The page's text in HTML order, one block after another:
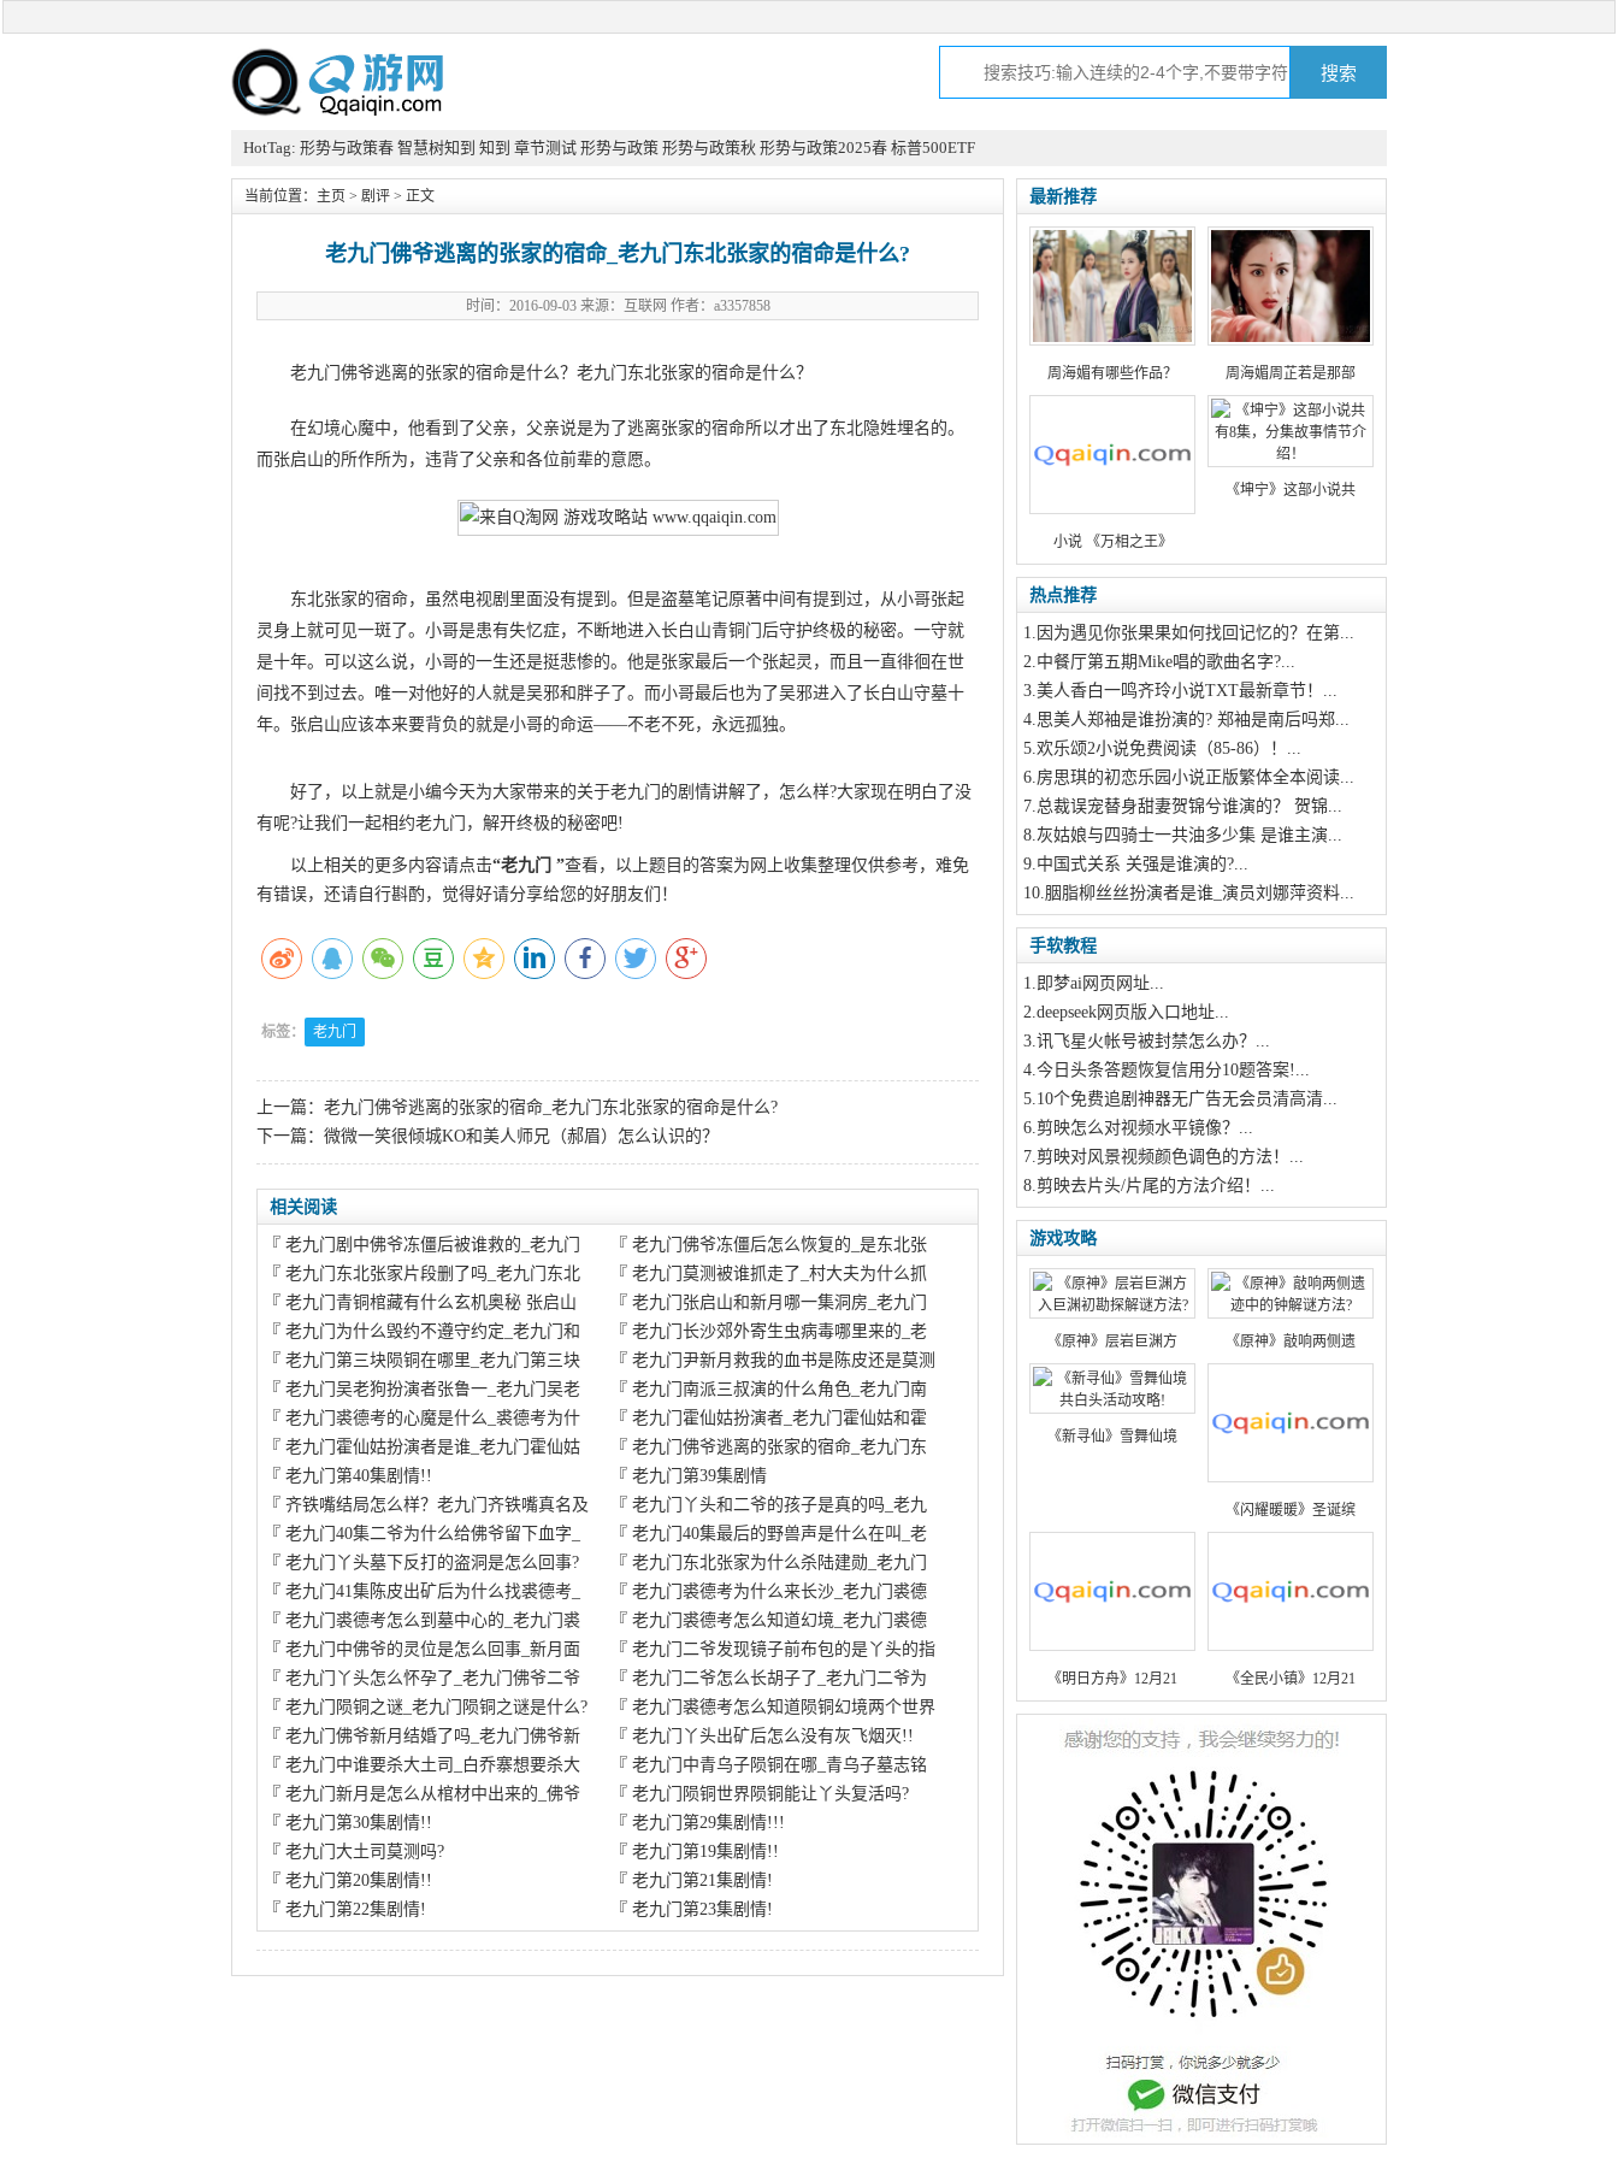
HotTag: 形势与政策春 智慧树知到 知到 章节测试 形势与政策 形势与政策秋 形势与政策2025春 标普500ETF
当前位置： 主页 > 剧评 > 正文
老九门佛爷逃离的张家的宿命_老九门东北张家的宿命是什么?
时间：2016-09-03 来源：互联网 作者：a3357858
老九门佛爷逃离的张家的宿命是什么？老九门东北张家的宿命是什么？
在幻境心魔中，他看到了父亲，父亲说是为了逃离张家的宿命所以才出了东北隐姓埋名的。
而张启山的所作所为，违背了父亲和各位前辈的意愿。
东北张家的宿命，虽然电视剧里面没有提到。但是盗墓笔记原著中间有提到过，从小哥张起
灵身上就可见一斑了。小哥是患有失忆症，不断地进入长白山青铜门后守护终极的秘密。一守就
是十年。可以这么说，小哥的一生还是挺悲惨的。他是张家最后一个张起灵，而且一直徘徊在世
间找不到过去。唯一对他好的人就是吴邪和胖子了。而小哥最后也为了吴邪进入了长白山守墓十
年。张启山应该本来要背负的就是小哥的命运——不老不死，永远孤独。
好了，以上就是小编今天为大家带来的关于老九门的剧情讲解了，怎么样?大家现在明白了没
有呢?让我们一起相约老九门，解开终极的秘密吧!
以上相关的更多内容请点击“老九门 ”查看，以上题目的答案为网上收集整理仅供参考，难免
有错误，还请自行斟酌，觉得好请分享给您的好朋友们！
标签： 老九门
上一篇： 老九门佛爷逃离的张家的宿命_老九门东北张家的宿命是什么?
下一篇： 微微一笑很倾城KO和美人师兄（郝眉）怎么认识的？
相关阅读
『 老九门剧中佛爷冻僵后被谁救的_老九门 『老九门佛爷冻僵后怎么恢复的_是东北张
『 老九门东北张家片段删了吗_老九门东北 『老九门莫测被谁抓走了_村大夫为什么抓
『 老九门青铜棺藏有什么玄机奥秘 张启山 『老九门张启山和新月哪一集洞房_老九门
『 老九门为什么毁约不遵守约定_老九门和 『老九门长沙郊外寄生虫病毒哪里来的_老
『 老九门第三块陨铜在哪里_老九门第三块 『老九门尹新月救我的血书是陈皮还是莫测
『 老九门吴老狗扮演者张鲁一_老九门吴老 『老九门南派三叔演的什么角色_老九门南
『 老九门裘德考的心魔是什么_裘德考为什 『老九门霍仙姑扮演者_老九门霍仙姑和霍
『 老九门霍仙姑扮演者是谁_老九门霍仙姑 『老九门佛爷逃离的张家的宿命_老九门东
『 老九门第40集剧情!! 『老九门第39集剧情
『 齐铁嘴结局怎么样？老九门齐铁嘴真名及 『老九门丫头和二爷的孩子是真的吗_老九
『 老九门40集二爷为什么给佛爷留下血字_ 『老九门40集最后的野兽声是什么在叫_老
『 老九门丫头墓下反打的盗洞是怎么回事? 『老九门东北张家为什么杀陆建勋_老九门
『 老九门41集陈皮出矿后为什么找裘德考_ 『老九门裘德考为什么来长沙_老九门裘德
『 老九门裘德考怎么到墓中心的_老九门裘 『老九门裘德考怎么知道幻境_老九门裘德
『 老九门中佛爷的灵位是怎么回事_新月面 『老九门二爷发现镜子前布包的是丫头的指
『 老九门丫头怎么怀孕了_老九门佛爷二爷 『老九门二爷怎么长胡子了_老九门二爷为
『 老九门陨铜之谜_老九门陨铜之谜是什么? 『老九门裘德考怎么知道陨铜幻境两个世界
『 老九门佛爷新月结婚了吗_老九门佛爷新 『老九门丫头出矿后怎么没有灰飞烟灭!!
『 老九门中谁要杀大土司_白乔寨想要杀大 『老九门中青乌子陨铜在哪_青乌子墓志铭
『 老九门新月是怎么从棺材中出来的_佛爷 『老九门陨铜世界陨铜能让丫头复活吗?
『 老九门第30集剧情!! 『老九门第29集剧情!!!
『 老九门大土司莫测吗? 『老九门第19集剧情!!
『 老九门第20集剧情!! 『老九门第21集剧情!
『 老九门第22集剧情! 『老九门第23集剧情!
最新推荐
周海媚有哪些作品？ 周海媚周芷若是那部
小说 《万相之王》
《坤宁》这部小说共
热点推荐
1.因为遇见你张果果如何找回记忆的？在第...
2.中餐厅第五期Mike唱的歌曲名字?...
3.美人香白一鸣齐玲小说TXT最新章节！...
4.思美人郑袖是谁扮演的? 郑袖是南后吗郑...
5.欢乐颂2小说免费阅读（85-86）！...
6.房思琪的初恋乐园小说正版繁体全本阅读...
7.总裁误宠替身甜妻贺锦兮谁演的？ 贺锦...
8.灰姑娘与四骑士一共油多少集 是谁主演...
9.中国式关系 关强是谁演的?...
10.胭脂柳丝丝扮演者是谁_演员刘娜萍资料...
手软教程
1.即梦ai网页网址...
2.deepseek网页版入口地址...
3.讯飞星火帐号被封禁怎么办？...
4.今日头条答题恢复信用分10题答案!...
5.10个免费追剧神器无广告无会员清高清...
6.剪映怎么对视频水平镜像？...
7.剪映对风景视频颜色调色的方法！...
8.剪映去片头/片尾的方法介绍！...
游戏攻略
《原神》层岩巨渊方 《原神》敲响两侧遗
《新寻仙》雪舞仙境
《闪耀暖暖》圣诞缤
《明日方舟》12月21 《全民小镇》12月21